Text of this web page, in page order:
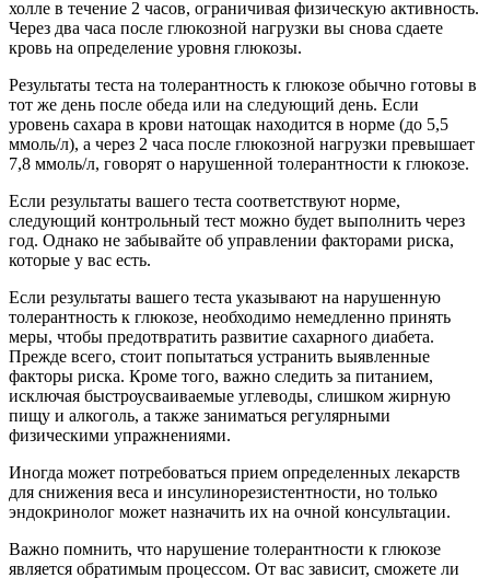
холле в течение 2 часов, ограничивая физическую активность.
Через два часа после глюкозной нагрузки вы снова сдаете
кровь на определение уровня глюкозы.
Результаты теста на толерантность к глюкозе обычно готовы в
тот же день после обеда или на следующий день. Если
уровень сахара в крови натощак находится в норме (до 5,5
ммоль/л), а через 2 часа после глюкозной нагрузки превышает
7,8 ммоль/л, говорят о нарушенной толерантности к глюкозе.
Если результаты вашего теста соответствуют норме,
следующий контрольный тест можно будет выполнить через
год. Однако не забывайте об управлении факторами риска,
которые у вас есть.
Если результаты вашего теста указывают на нарушенную
толерантность к глюкозе, необходимо немедленно принять
меры, чтобы предотвратить развитие сахарного диабета.
Прежде всего, стоит попытаться устранить выявленные
факторы риска. Кроме того, важно следить за питанием,
исключая быстроусваиваемые углеводы, слишком жирную
пищу и алкоголь, а также заниматься регулярными
физическими упражнениями.
Иногда может потребоваться прием определенных лекарств
для снижения веса и инсулинорезистентности, но только
эндокринолог может назначить их на очной консультации.
Важно помнить, что нарушение толерантности к глюкозе
является обратимым процессом. От вас зависит, сможете ли